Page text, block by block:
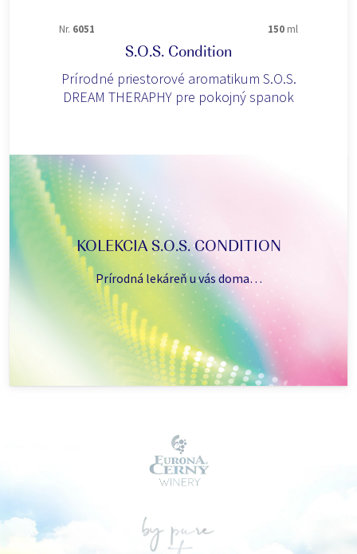
KOLEKCIA S.O.S. CONDITION
Prírodná lekáreň u vás doma…
Nr. 6051 150 ml
S.O.S. Condition
Prírodné priestorové aromatikum S.O.S.
DREAM THERAPHY pre pokojný spanok